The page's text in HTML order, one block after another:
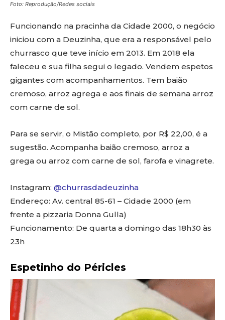
Foto: Reprodução/Redes sociais
Funcionando na pracinha da Cidade 2000, o negócio
iniciou com a Deuzinha, que era a responsável pelo
churrasco que teve início em 2013. Em 2018 ela
faleceu e sua filha segui o legado. Vendem espetos
gigantes com acompanhamentos. Tem baião
cremoso, arroz agrega e aos finais de semana arroz
com carne de sol.
Para se servir, o Mistão completo, por R$ 22,00, é a
sugestão. Acompanha baião cremoso, arroz a
grega ou arroz com carne de sol, farofa e vinagrete.
Instagram: @churrasdadeuzinha
Endereço: Av. central 85-61 – Cidade 2000 (em
frente a pizzaria Donna Gulla)
Funcionamento: De quarta a domingo das 18h30 às
23h
Espetinho do Péricles